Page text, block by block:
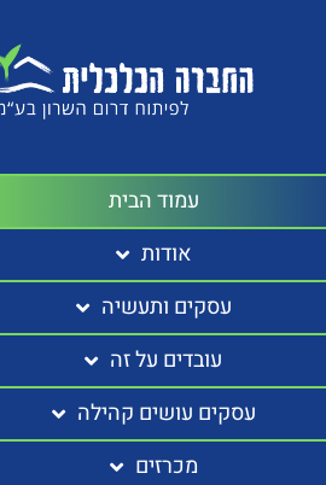
עמוד הבית
אודות
עסקים ותעשיה
עובדים על זה
עסקים עושים קהילה
מכרזים